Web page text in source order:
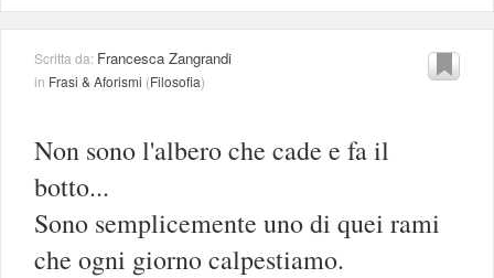
Scritta da: Francesca Zangrandi
in Frasi & Aforismi (Filosofia)
Non sono l'albero che cade e fa il
botto...
Sono semplicemente uno di quei rami
che ogni giorno calpestiamo.